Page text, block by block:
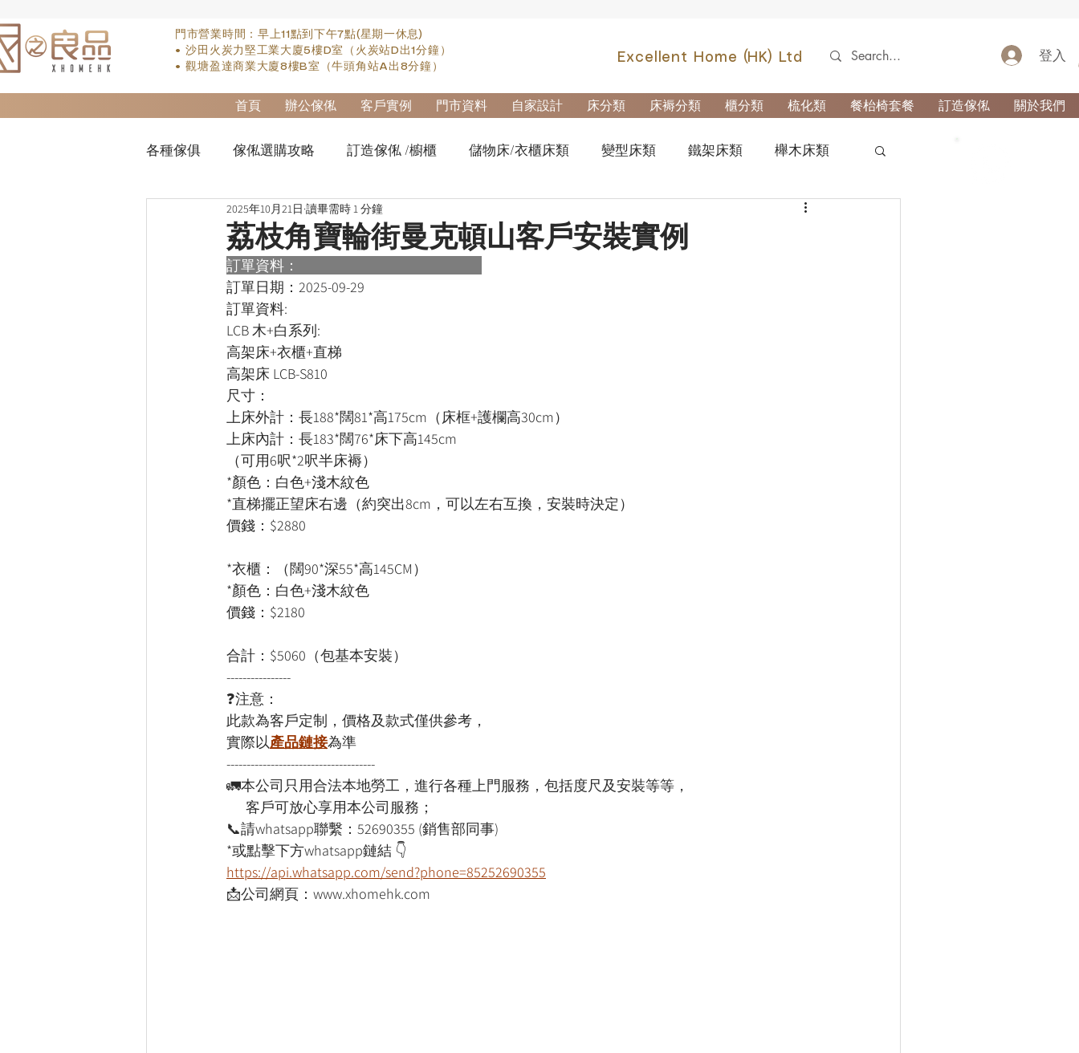
門市營業時間：早上11點到下午7點(星期一休息)
• 沙田火炭力堅工業大廈5樓D室（火炭站D出1分鐘）
• 觀塘盈達商業大廈8樓B室（牛頭角站A出8分鐘）
Excellent Home (HK) Ltd 登入
首頁 辦公傢俬 客戶實例 門市資料 自家設計 床分類 床褥分類 櫃分類 梳化類 餐枱椅套餐 訂造傢俬 關於我們
各種傢俱 傢俬選購攻略 訂造傢俬 /櫥櫃 儲物床/衣櫃床類 變型床類 鐵架床類 櫸木床類
實木床類 櫃-衣櫃 sofa類 櫃-玄關櫃
床褥類 檯類 櫃-鋼製文件櫃
荔枝角寶輪街曼克頓山客戶安裝實例
2025年10月21日 讀畢需時 1 分鐘
訂單資料：
訂單日期： 2025-09-29
訂單資料:
LCB 木+白系列:
高架床+衣櫃+直梯
高架床 LCB-S810
尺寸：
上床外計：長188*闊81*高175cm（床框+護欄高30cm）
上床內計：長183*闊76*床下高145cm
（可用6呎*2呎半床褥）
*顏色：白色+淺木紋色
*直梯擺正望床右邊（約突出8cm，可以左右互換，安裝時決定）
價錢：$2880
*衣櫃：（闊90*深55*高145CM）
*顏色：白色+淺木紋色
價錢：$2180
合計：$5060（包基本安裝）
----------------
❓注意：
此款為客戶定制，價格及款式僅供參考，
實際以產品鏈接為準
-------------------------------------
🚛本公司只用合法本地勞工，進行各種上門服務，包括度尺及安裝等等，
客戶可放心享用本公司服務；
📞請whatsapp聯繫：52690355 (銷售部同事)
*或點擊下方whatsapp鏈結 👇
https://api.whatsapp.com/send?phone=85252690355
📩公司網頁：www.xhomehk.com